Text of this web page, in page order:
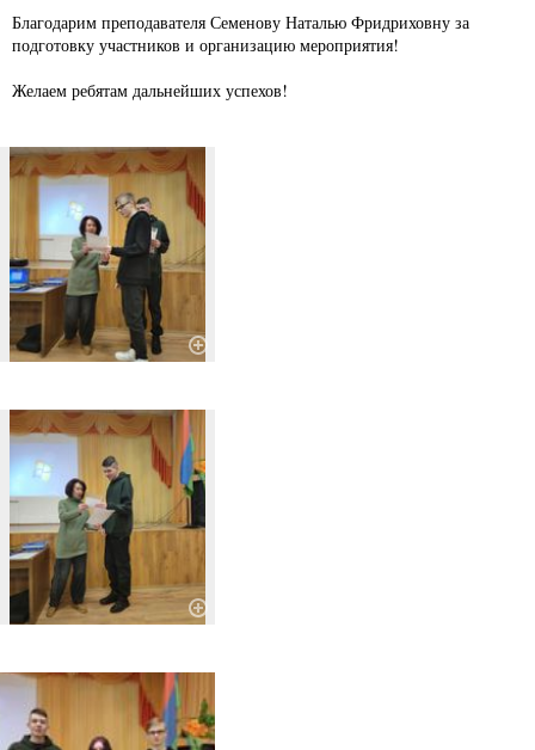
Благодарим преподавателя Семенову Наталью Фридриховну за
подготовку участников и организацию мероприятия!
Желаем ребятам дальнейших успехов!